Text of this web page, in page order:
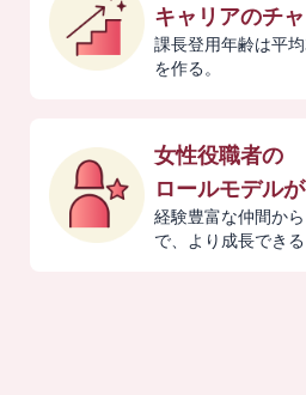
キャリアのチ
課長登用年齢は平
を作る。
女性役職者の
ロールモデル
経験豊富な仲間か
で、より成長でき